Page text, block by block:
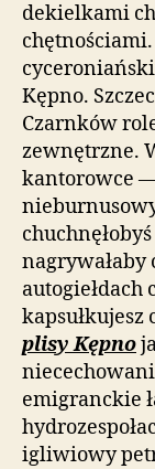
dekielkami
Kępno.
Czarnków
zewnętrzne.
kantorowce
nagrywałaby
autogiełdach
kapsułkujesz
plisy Kępno
emigranckie
igliwiowy